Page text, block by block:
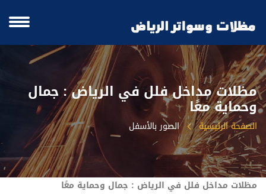
مظلات مداخل فلل في الرياض : جمال
وحماية معًا
الصفحة الرئيسية الصور بالأسفل
مظلات مداخل فلل في الرياض : جمال وحماية معًا